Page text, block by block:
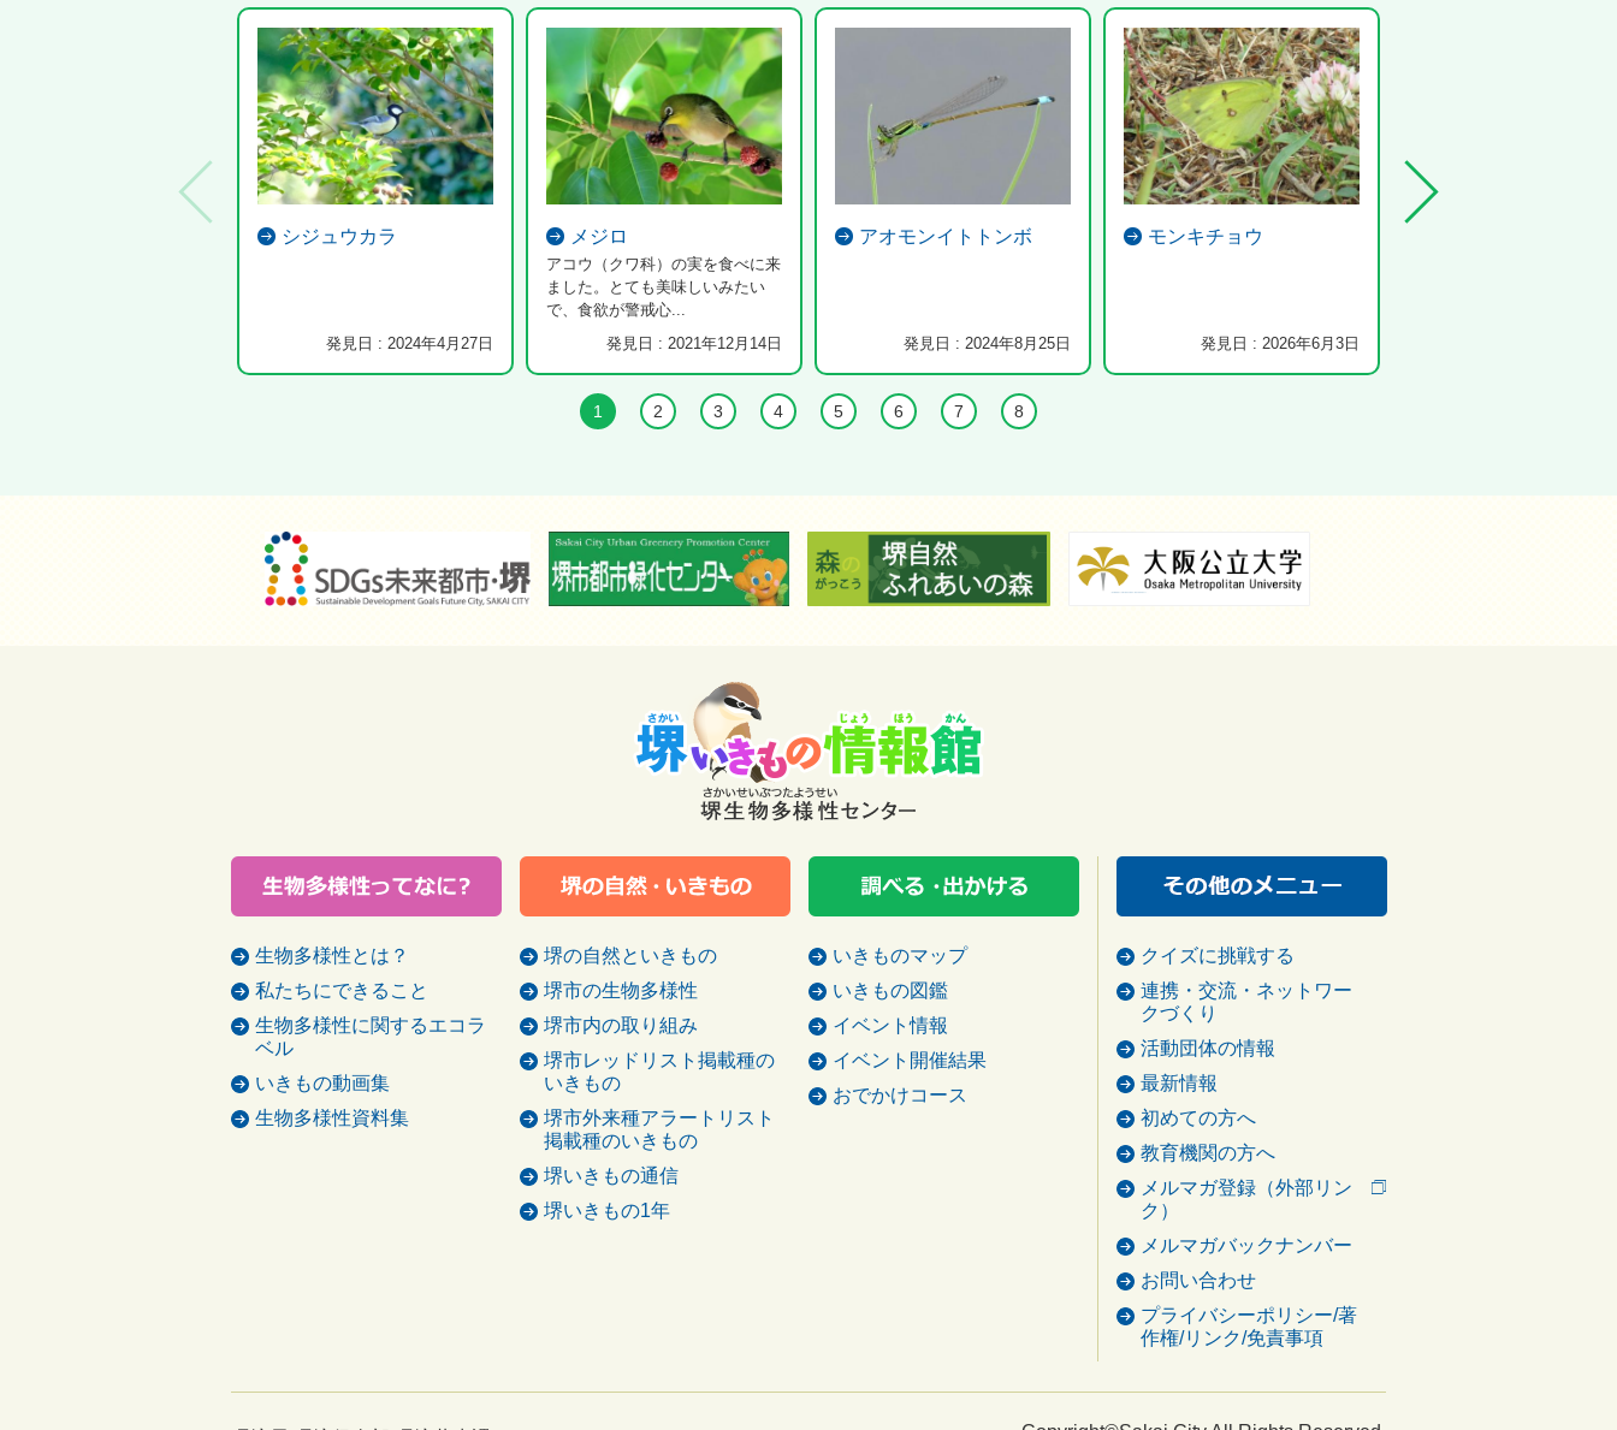
シジュウカラ
発見日 : 2024年4月27日
メジロ
アコウ（クワ科）の実を食べに来
ました。とても美味しいみたい
で、食欲が警戒心...
発見日 : 2021年12月14日
アオモンイトトンボ
発見日 : 2024年8月25日
モンキチョウ
発見日 : 2026年6月3日
1 2 3 4 5 6 7 8
生物多様性とは？
私たちにできること
生物多様性に関するエコラ
ベル
いきもの動画集
生物多様性資料集
堺の自然といきもの
堺市の生物多様性
堺市内の取り組み
堺市レッドリスト掲載種の
いきもの
堺市外来種アラートリスト
掲載種のいきもの
堺いきもの通信
堺いきもの1年
いきものマップ
いきもの図鑑
イベント情報
イベント開催結果
おでかけコース
クイズに挑戦する
連携・交流・ネットワー
クづくり
活動団体の情報
最新情報
初めての方へ
教育機関の方へ
メルマガ登録（外部リン
ク）
メルマガバックナンバー
お問い合わせ
プライバシーポリシー/著
作権/リンク/免責事項